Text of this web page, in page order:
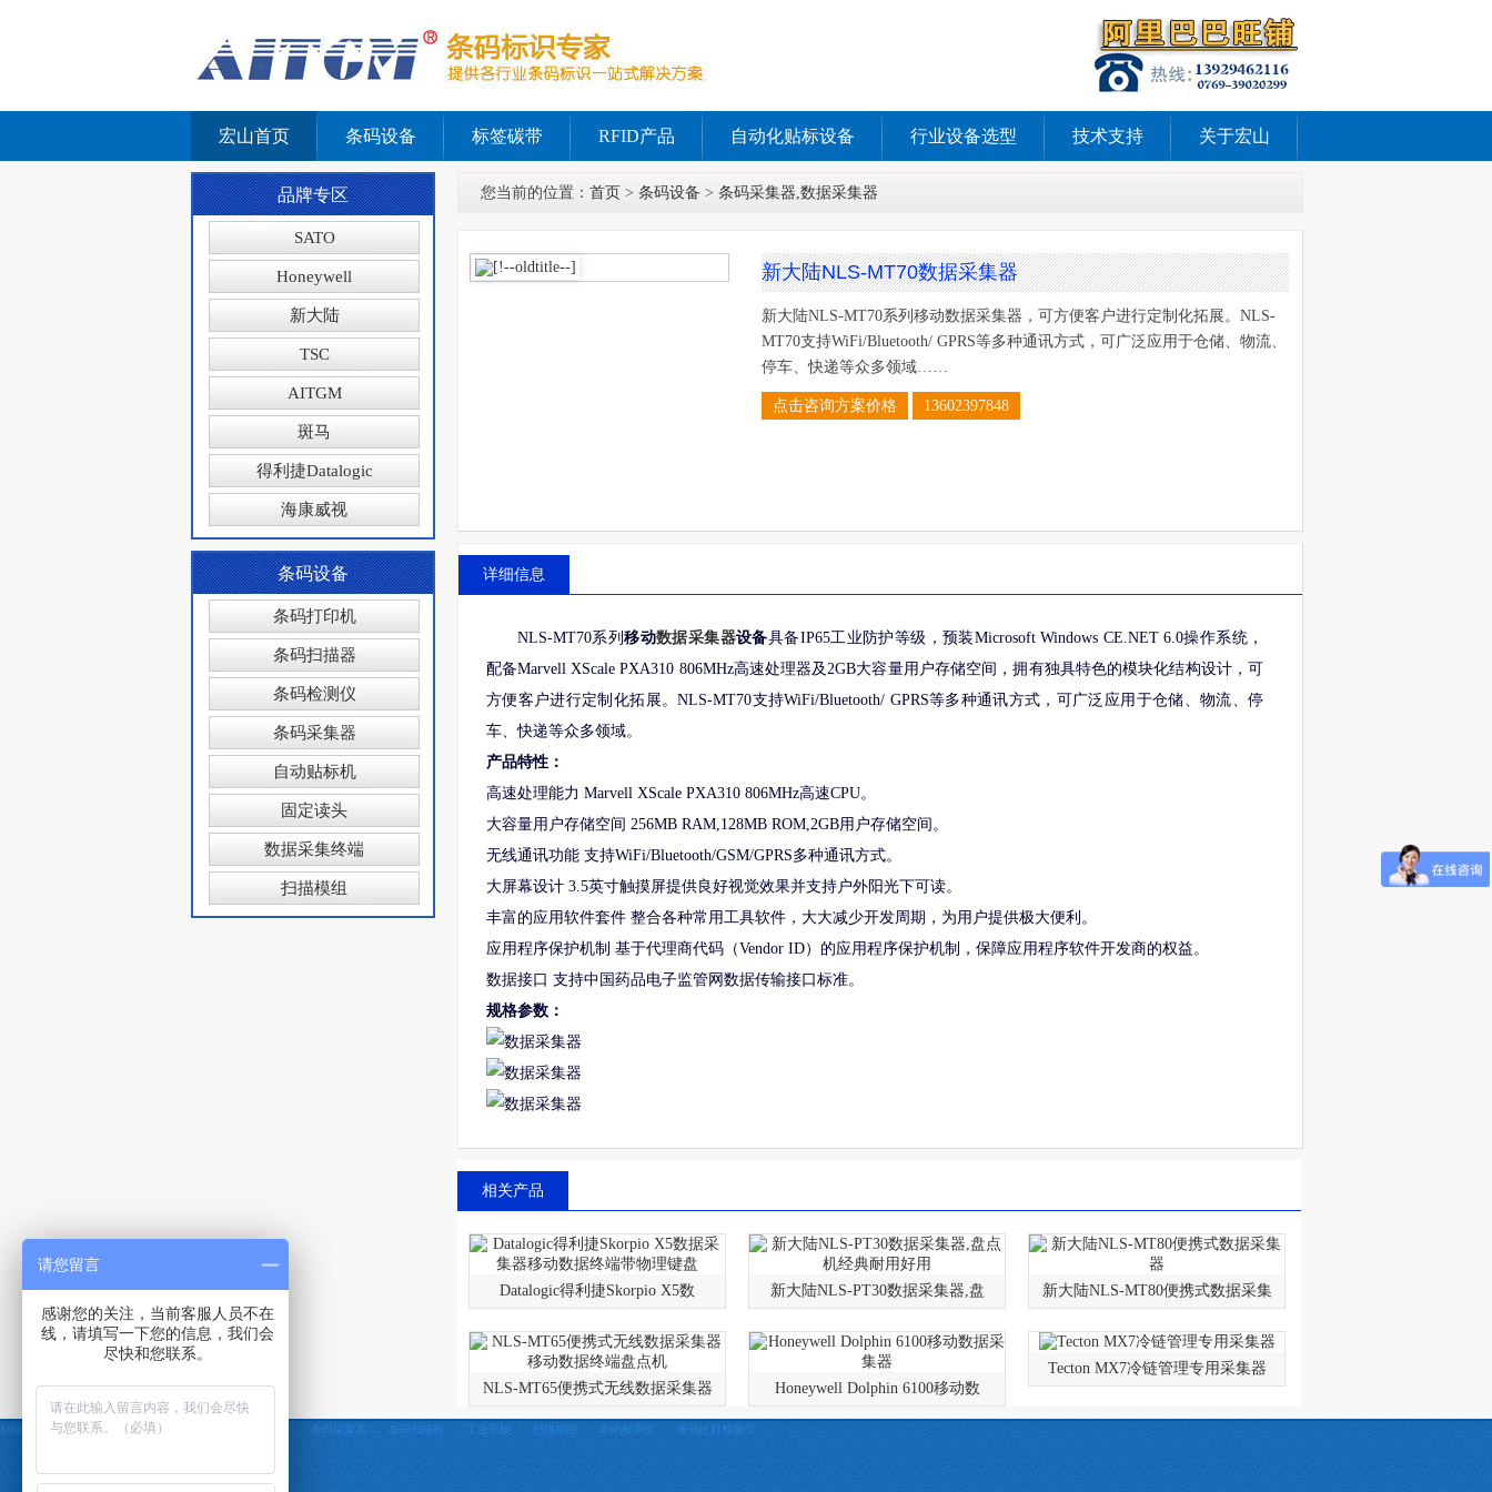
宏山首页 条码设备 标签碳带 RFID产品 自动化贴标设备 行业设备选型 技术支持 关于宏山
品牌专区
SATO
Honeywell
新大陆
TSC
AITGM
斑马
得利捷Datalogic
海康威视
条码设备
条码打印机
条码扫描器
条码检测仪
条码采集器
自动贴标机
固定读头
数据采集终端
扫描模组
您当前的位置： 首页 > 条码设备 > 条码采集器,数据采集器
新大陆NLS-MT70数据采集器
新大陆NLS-MT70系列移动数据采集器，可方便客户进行定制化拓展。NLS-
MT70支持WiFi/Bluetooth/ GPRS等多种通讯方式，可广泛应用于仓储、物流、
停车、快递等众多领域……
点击咨询方案价格 13602397848
详细信息
NLS-MT70系列移动数据采集器设备具备IP65工业防护等级，预装Microsoft Windows CE.NET 6.0操作系统，
配备Marvell XScale PXA310 806MHz高速处理器及2GB大容量用户存储空间，拥有独具特色的模块化结构设计，可
方便客户进行定制化拓展。NLS-MT70支持WiFi/Bluetooth/ GPRS等多种通讯方式，可广泛应用于仓储、物流、停
车、快递等众多领域。
产品特性：
高速处理能力 Marvell XScale PXA310 806MHz高速CPU。
大容量用户存储空间 256MB RAM,128MB ROM,2GB用户存储空间。
无线通讯功能 支持WiFi/Bluetooth/GSM/GPRS多种通讯方式。
大屏幕设计 3.5英寸触摸屏提供良好视觉效果并支持户外阳光下可读。
丰富的应用软件套件 整合各种常用工具软件，大大减少开发周期，为用户提供极大便利。
应用程序保护机制 基于代理商代码（Vendor ID）的应用程序保护机制，保障应用程序软件开发商的权益。
数据接口 支持中国药品电子监管网数据传输接口标准。
规格参数：
相关产品
Datalogic得利捷Skorpio X5数 新大陆NLS-PT30数据采集器,盘 新大陆NLS-MT80便携式数据采集
NLS-MT65便携式无线数据采集器 Honeywell Dolphin 6100移动数
Tecton MX7冷链管理专用采集器
贴标机 自动贴标机 贴标机非标定制 条码采集器 条码扫描枪 工业平板 扫描模组 条码检测仪 条码比对检测仪
请您留言
感谢您的关注，当前客服人员不在
线，请填写一下您的信息，我们会
尽快和您联系。